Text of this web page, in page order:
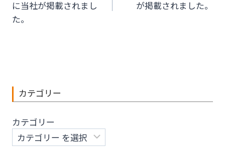
ナ
ー
シ
ョ
ン
に当社が掲載されまし
た。
が掲載されました。
カテゴリー
カテゴリー